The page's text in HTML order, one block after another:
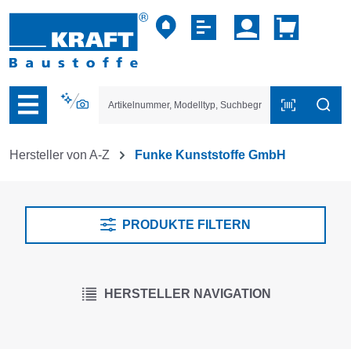
der B2B-Plattform springen
Hersteller von A-Z Funke Kunststoffe GmbH
PRODUKTE FILTERN
HERSTELLER NAVIGATION